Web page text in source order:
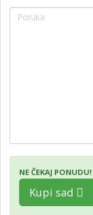
NE ČEKAJ PONUDU!
Kupi sad